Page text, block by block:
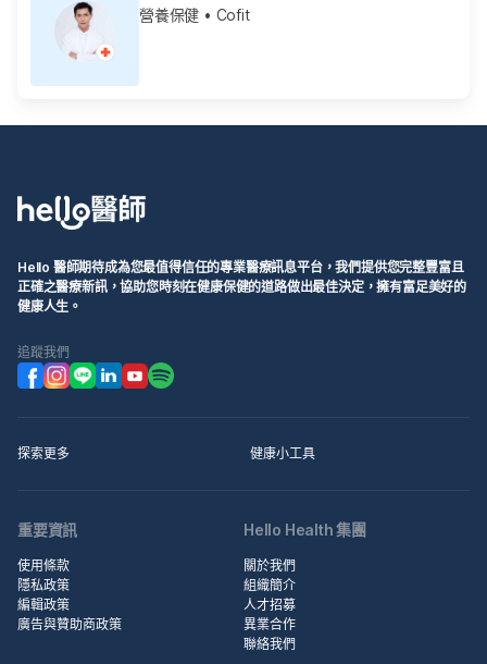
營養保健 • Cofit
Hello 醫師期待成為您最值得信任的專業醫療訊息平台，我們提供您完整豐富且
正確之醫療新訊，協助您時刻在健康保健的道路做出最佳決定，擁有富足美好的
健康人生。
追蹤我們
探索更多 健康小工具
重要資訊
使用條款
隱私政策
編輯政策
廣告與贊助商政策
Hello Health 集團
關於我們
組織簡介
人才招募
異業合作
聯絡我們